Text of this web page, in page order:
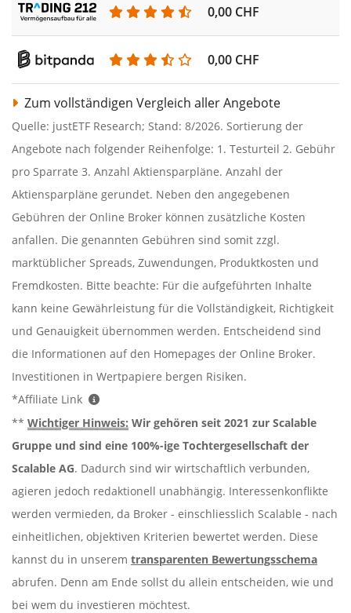
0,00 CHF
0,00 CHF
Zum vollständigen Vergleich aller Angebote
Quelle: justETF Research; Stand: 8/2026. Sortierung der
Angebote nach folgender Reihenfolge: 1. Testurteil 2. Gebühr
pro Sparrate 3. Anzahl Aktiensparpläne. Anzahl der
Aktiensparpläne gerundet. Neben den angegebenen
Gebühren der Online Broker können zusätzliche Kosten
anfallen. Die genannten Gebühren sind somit zzgl.
marktüblicher Spreads, Zuwendungen, Produktkosten und
Fremdkosten. Bitte beachte: Für die aufgeführten Inhalte
kann keine Gewährleistung für die Vollständigkeit, Richtigkeit
und Genauigkeit übernommen werden. Entscheidend sind
die Informationen auf den Homepages der Online Broker.
Investitionen in Wertpapiere bergen Risiken.
*Affiliate Link
** Wichtiger Hinweis: Wir gehören seit 2021 zur Scalable
Gruppe und sind eine 100%-ige Tochtergesellschaft der
Scalable AG. Dadurch sind wir wirtschaftlich verbunden,
agieren jedoch redaktionell unabhängig. Interessenkonflikte
werden vermieden, da Broker - einschliesslich Scalable - nach
einheitlichen, objektiven Kriterien bewertet werden. Diese
kannst du in unserem transparenten Bewertungsschema
abrufen. Denn am Ende sollst du allein entscheiden, wie und
bei wem du investieren möchtest.